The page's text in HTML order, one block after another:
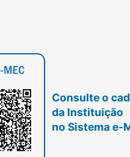
Consulte o
da Instituição
no Sistema e-